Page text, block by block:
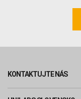
KONTAKTUJTE NÁS